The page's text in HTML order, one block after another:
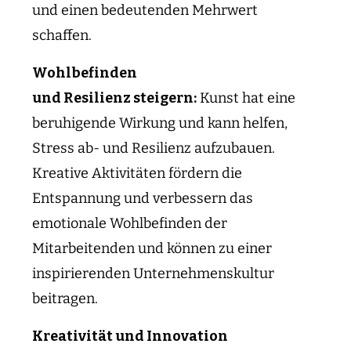
und einen bedeutenden Mehrwert
schaffen.
Wohlbefinden
und Resilienz steigern:Kunst hat eine
beruhigende Wirkung und kann helfen,
Stress ab- und Resilienz aufzubauen.
Kreative Aktivitäten fördern die
Entspannung und verbessern das
emotionale Wohlbefinden der
Mitarbeitenden und können zu einer
inspirierenden Unternehmenskultur
beitragen.
Kreativität und Innovation